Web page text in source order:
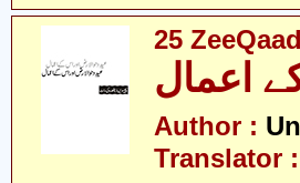
25
اعمال
Author :
Translator :